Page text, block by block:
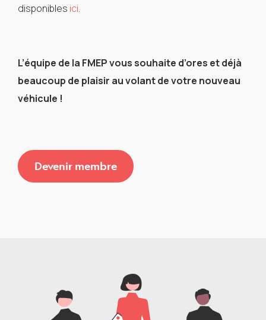
disponibles ici.
L’équipe de la FMEP vous souhaite d’ores et déjà
beaucoup de plaisir au volant de votre nouveau
véhicule !
Devenir membre